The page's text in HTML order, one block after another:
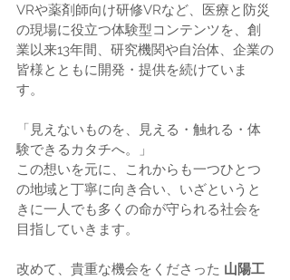
VRや薬剤師向け研修VRなど、医療と防災
の現場に役立つ体験型コンテンツを、創
業以来13年間、研究機関や自治体、企業の
皆様とともに開発・提供を続けていま
す。
「見えないものを、見える・触れる・体
験できるカタチへ。」
この想いを元に、これからも一つひとつ
の地域と丁寧に向き合い、いざというと
きに一人でも多くの命が守られる社会を
目指していきます。
改めて、貴重な機会をくださった 山陽工